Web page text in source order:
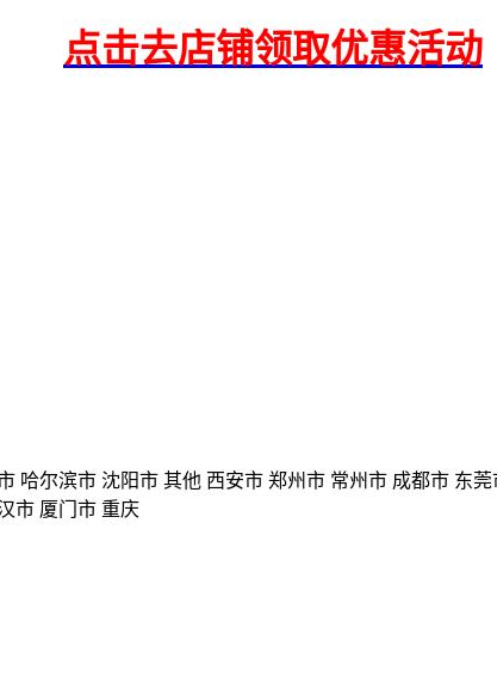
点击去店铺领取优惠活动
哈尔滨市 沈阳市 其他 西安市 郑州市 常州市 成都市 东
市 厦门市 重庆